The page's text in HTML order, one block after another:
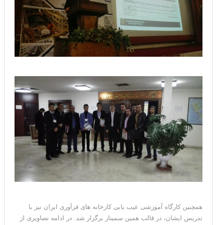
همچنین کارگاه آموزشی عیب یابی کارخانه های فرآوری ایران نیز با
تدریس ایشان، در قالب همین سمینار برگزار شد. در ادامه تصاویری از